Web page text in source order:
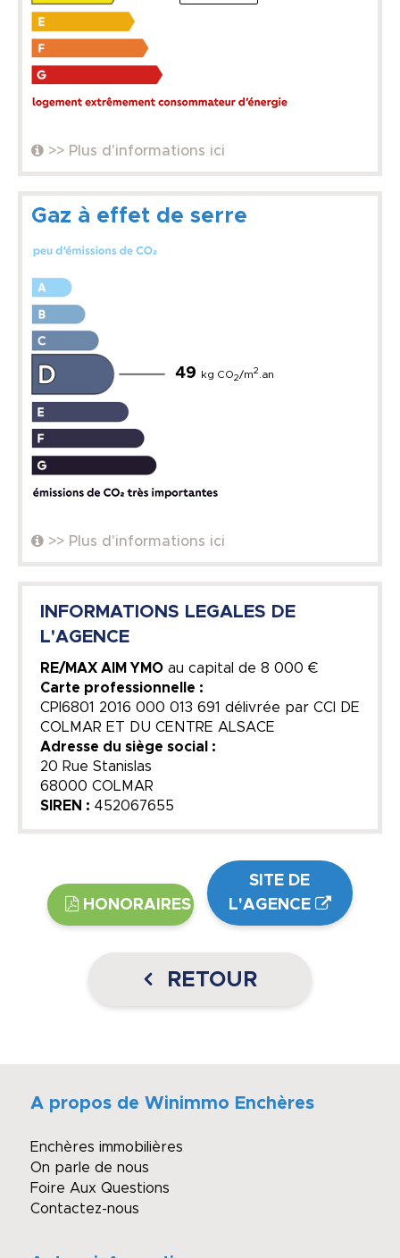
>> Plus d'informations ici
Gaz à effet de serre
49 kg CO2/m2 .an
>> Plus d'informations ici
INFORMATIONS LEGALES DE
L'AGENCE
RE/MAX AIM YMO au capital de 8 000 €
Carte professionnelle :
CPI6801 2016 000 013 691 délivrée par CCI DE
COLMAR ET DU CENTRE ALSACE
Adresse du siège social :
20 Rue Stanislas
68000 COLMAR
SIREN : 452067655
HONORAIRES
SITE DE
L'AGENCE
RETOUR
A propos de Winimmo Enchères
Enchères immobilières
On parle de nous
Foire Aux Questions
Contactez-nous